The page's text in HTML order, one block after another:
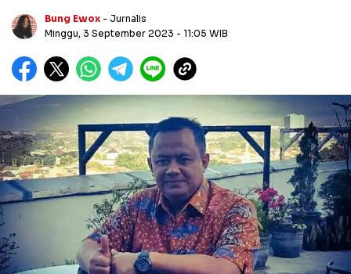
Bung Ewox - Jurnalis
Minggu, 3 September 2023 - 11:05 WIB